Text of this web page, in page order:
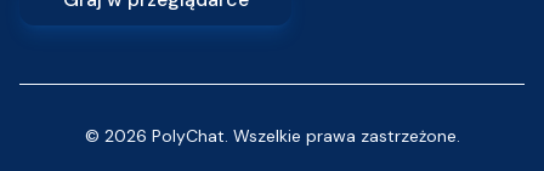
© 2026 PolyChat. Wszelkie prawa zastrzeżone.